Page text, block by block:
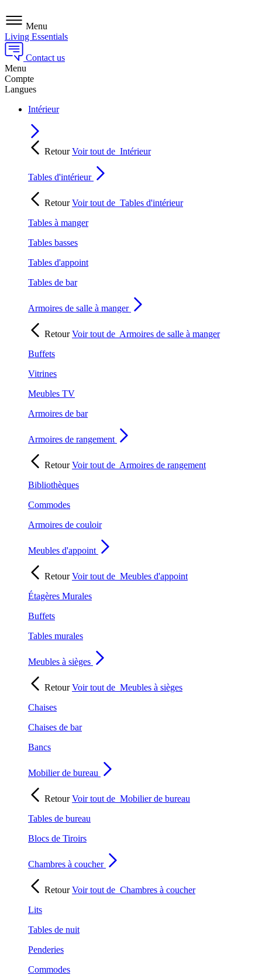
Menu
Living Essentials
Contact us
Menu
Compte
Langues
Intérieur
RetourVoir tout de Intérieur
Tables d'intérieur
RetourVoir tout de Tables d'intérieur
Tables à manger
Tables basses
Tables d'appoint
Tables de bar
Armoires de salle à manger
RetourVoir tout de Armoires de salle à manger
Buffets
Vitrines
Meubles TV
Armoires de bar
Armoires de rangement
RetourVoir tout de Armoires de rangement
Bibliothèques
Commodes
Armoires de couloir
Meubles d'appoint
RetourVoir tout de Meubles d'appoint
Étagères Murales
Buffets
Tables murales
Meubles à sièges
RetourVoir tout de Meubles à sièges
Chaises
Chaises de bar
Bancs
Mobilier de bureau
RetourVoir tout de Mobilier de bureau
Tables de bureau
Blocs de Tiroirs
Chambres à coucher
RetourVoir tout de Chambres à coucher
Lits
Tables de nuit
Penderies
Commodes